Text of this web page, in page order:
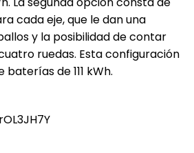
cada eje, que le dan una
y la posibilidad de contar
ruedas. Esta configuración
de 111 kWh.